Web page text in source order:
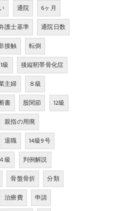
通院
6ヶ月
護士基準
通院日数
接触
転倒
級
後縦靭帯骨化症
主婦
８級
書 股関節
12級
親指の用廃
退職
14級9号
級
判例解説
骨盤骨折
分類
治療費
申請